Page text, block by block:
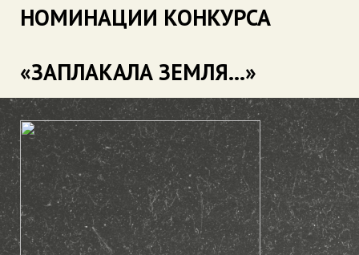
НОМИНАЦИИ КОНКУРСА
«ЗАПЛАКАЛА ЗЕМЛЯ...»